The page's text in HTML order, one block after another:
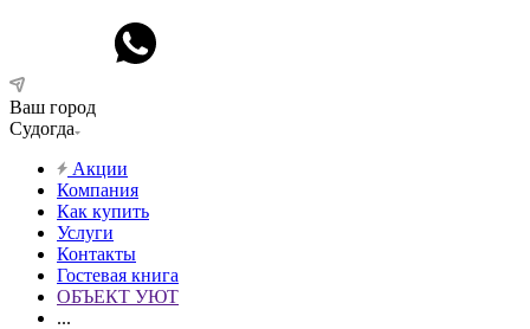
Ваш город
Судогда
Акции
Компания
Как купить
Услуги
Контакты
Гостевая книга
ОБЪЕКТ УЮТ
...